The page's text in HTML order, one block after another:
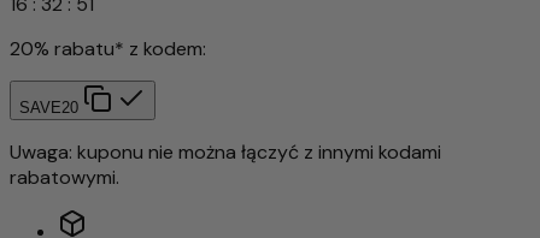
20% rabatu* z kodem:
SAVE20
Uwaga: kuponu nie można łączyć z innymi kodami
rabatowymi.